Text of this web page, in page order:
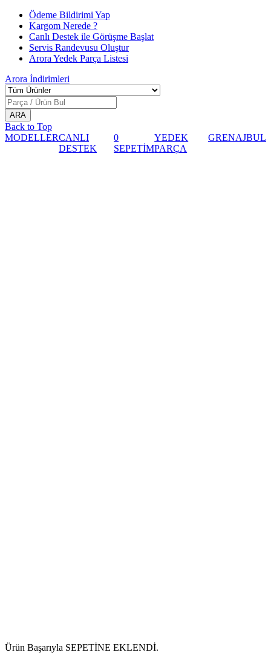
Ödeme Bildirimi Yap
Kargom Nerede ?
Canlı Destek ile Görüşme Başlat
Servis Randevusu Oluştur
Arora Yedek Parça Listesi
Arora İndirimleri
Back to Top
MODELLERCANLI
DESTEK
0
SEPETİM
YEDEK
PARÇA
GRENAJBUL
Ürün Başarıyla SEPETİNE EKLENDİ.